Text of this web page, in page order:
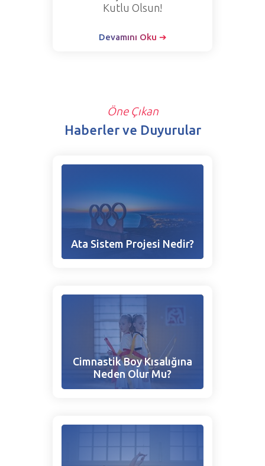
Kutlu Olsun!
Devamını Oku ➔
Öne Çıkan
Haberler ve Duyurular
Ata Sistem Projesi Nedir?
Cimnastik Boy Kısalığına
Neden Olur Mu?